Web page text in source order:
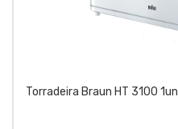
Torradeira Braun HT 3100 1un